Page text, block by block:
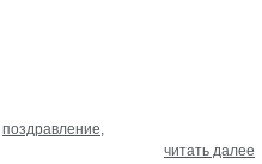
поздравление,
читать далее